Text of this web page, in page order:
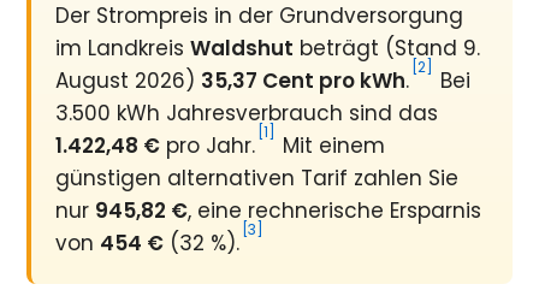
Der Strompreis in der Grundversorgung
im LandkreisWaldshut beträgt (Stand 9.
August 2026) 35,37 Cent pro kWh. [2]
Bei
3.500 kWh Jahresverbrauch sind das
1.422,48 € pro Jahr. [1]
Mit einem
günstigen alternativen Tarif zahlen Sie
nur 945,82 €, eine rechnerische Ersparnis
von 454 € (32 %). [3]